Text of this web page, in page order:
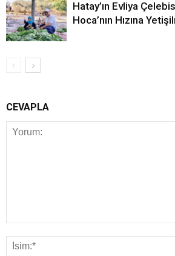
Hatay’ın Evliya
Hoca’nın Hızına
CEVAPLA